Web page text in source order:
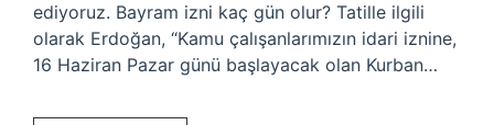
ediyoruz. Bayram izni kaç gün olur? Tatille ilgili
olarak Erdoğan, “Kamu çalışanlarımızın idari iznine,
16 Haziran Pazar günü başlayacak olan Kurban…